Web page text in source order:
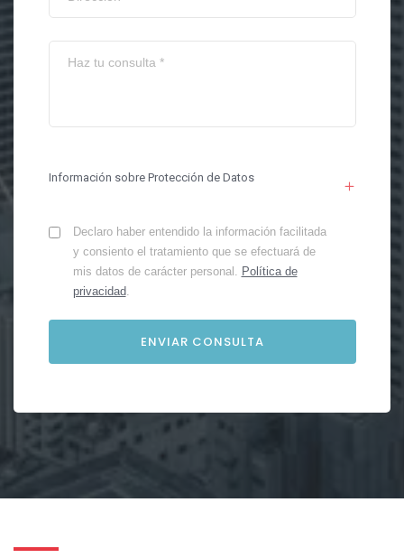
Información sobre Protección de Datos
Declaro haber entendido la información facilitada
y consiento el tratamiento que se efectuará de
mis datos de carácter personal. Política de
privacidad.